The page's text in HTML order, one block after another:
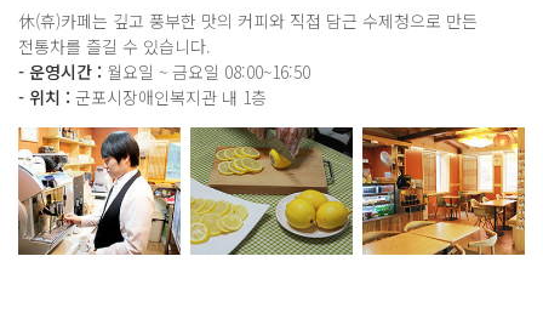
休(휴)카페는 깊고 풍부한 맛의 커피와 직접 담근 수제청으로 만든
전통차를 즐길 수 있습니다.
- 운영시간 : 월요일 ~ 금요일 08:00~16:50
- 위치 : 군포시장애인복지관 내 1층